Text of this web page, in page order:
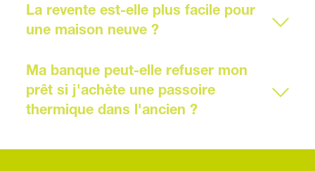
nécessitant une rénovation thermique globale, les délais
d'obtention des devis, de disponibilité des artisans et la
durée des travaux peuvent facilement s'étaler sur 12 à
nos programmes, vous gagnez un temps précieux sur
les démarches administratives, garantissant un
démarrage rapide de la construction.
La revente est-elle plus facile pour
énergétiques RE2020 et sans travaux à prévoir, se
revendra toujours plus vite et à un meilleur prix (ce
qu'on appelle la "valeur verte") qu'une maison
vieillissante avec un mauvais DPE.
Ma banque peut-elle refuser mon
prêt si j'achète une passoire
thermique dans l'ancien ?
établissements bancaires intègrent désormais le